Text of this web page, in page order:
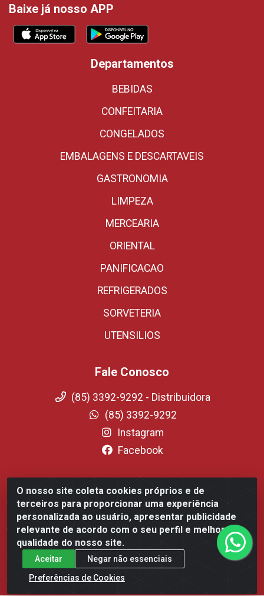
O nosso site coleta cookies próprios e de
terceiros para proporcionar uma experiência
personalizada ao usuário, apresentar publicidade
relevante de acordo com o seu perfil e melhorar a
qualidade do nosso site.
Aceitar
Negar não essenciais
Preferências de Cookies
Baixe já nosso APP
Departamentos
BEBIDAS
CONFEITARIA
CONGELADOS
EMBALAGENS E DESCARTAVEIS
GASTRONOMIA
LIMPEZA
MERCEARIA
ORIENTAL
PANIFICACAO
REFRIGERADOS
SORVETERIA
UTENSILIOS
Fale Conosco
(85) 3392-9292 - Distribuidora
(85) 3392-9292
Instagram
Facebook
Fortali Distribuidora de Alimentos LTDA - Avenida Tomaz
Coelho, 1268 - Messejana, Fortaleza/CE - CEP 60.863-254-
CNPJ 09.317.318.0001-75